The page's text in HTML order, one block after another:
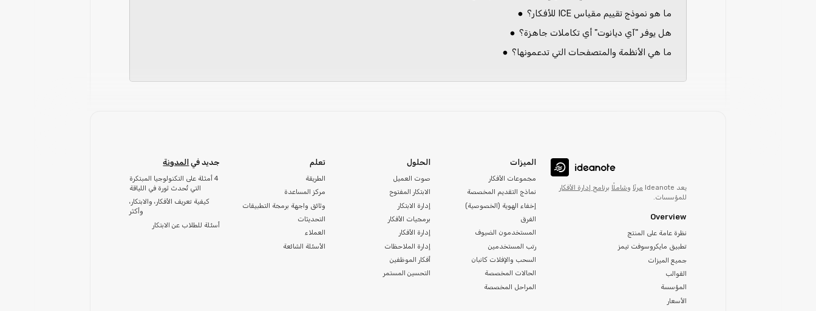
ما هو نموذج تقييم مقياس ICE للأفكار؟
هل يوفر "آي ديانوت" أي تكاملات جاهزة؟
ما هي الأنظمة والمتصفحات التي تدعمونها؟
يعد Ideanote مرنًا وشاملًا برنامج إدارة الأفكار
للمؤسسات.
Overview
نظرة عامة على المنتج
تطبيق مايكروسوفت تيمز
جميع الميزات
القوالب
المؤسسة
الأسعار
الميزات
مجموعات الأفكار
نماذج التقديم المخصصة
إخفاء الهوية (الخصوصية)
الفرق
المستخدمون الضيوف
رتب المستخدمين
السحب والإفلات كانبان
الحالات المخصصة
المراحل المخصصة
الحلول
صوت العميل
الابتكار المفتوح
إدارة الابتكار
برمجيات الأفكار
إدارة الأفكار
إدارة الملاحظات
أفكار الموظفين
التحسين المستمر
تعلم
الطريقة
مركز المساعدة
وثائق واجهة برمجة التطبيقات
التحديثات
العملاء
الأسئلة الشائعة
جديد في المدونة
4 أمثلة على التكنولوجيا المبتكرة
التي تُحدث ثورة في اللياقة
كيفية تعريف الأفكار، والابتكار،
وأكثر
أسئلة للطلاب عن الابتكار